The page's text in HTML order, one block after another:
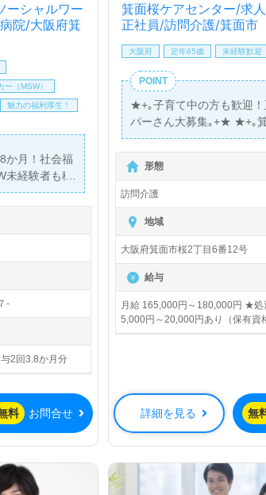
ーシャルワー
院/大阪府箕
（MSW）
魅力の福利厚生！
か月！社会福
経験者も積
備/永年勤続表
ーシャルワ
集◎【月給
社会福祉主
者向け求人
分。お車通勤
70床、療養
箕面市）様
に放射線
ョン科を専
ています。
様！◎
-
2回3.8か月分
料 お問合せ
箕面桜ケアセンター/求
正社員/訪問介護/箕面市
大阪府 定年65歳 未経験歓迎
POINT
★+｡子育て中の方も歓迎
パーさん大募集｡+★ ★+｡箕
市・池田市・吹田市が訪
+★ ★+｡有給休暇は現スタ
かり消化｡+★
形態
訪問介護
地域
大阪府箕面市桜2丁目6番12号
給与
月給 165,000円～180,000円 ★
5,000円～20,000円あり（保有資
績時間数によって変動します。
詳細を見る 無